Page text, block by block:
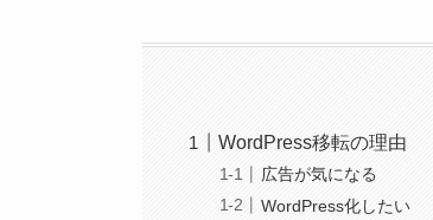
WordPress移転の理由
広告が気になる
WordPress化したい